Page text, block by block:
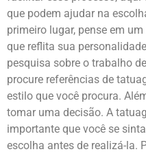
que podem ajudar na
primeiro lugar, pense em
que reflita sua
pesquisa sobre o trabalho
procure referências de
estilo que você procura.
tomar uma decisão. A
importante que você se
escolha antes de realizá-la.